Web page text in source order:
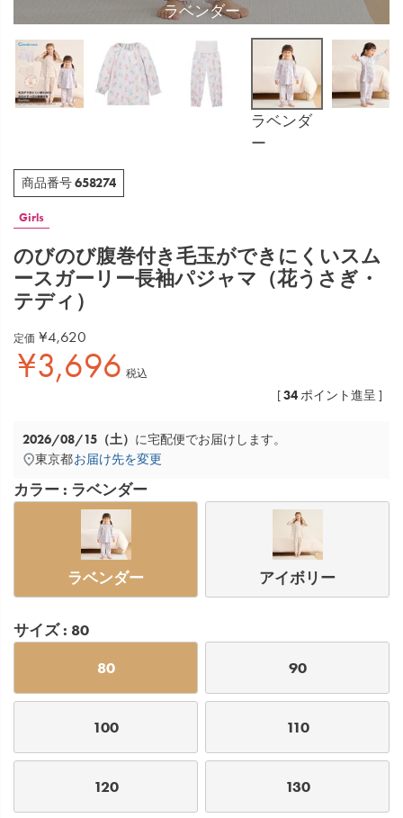
ラベンダー
ラベンダ
ー
商品番号658274
Girls
のびのび腹巻付き毛玉ができにくいスム
ースガーリー長袖パジャマ（花うさぎ・
テディ）
定価 ¥4,620
¥3,696 税込
[34ポイント進呈 ]
2026/08/15（土） に宅配便でお届けします。
東京都お届け先を変更
カラー ラベンダー
ラベンダー アイボリー
サイズ 80
80 90
100 110
120 130